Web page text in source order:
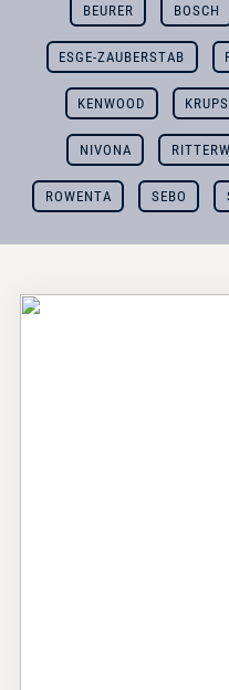
BEURER BOSCH
ESGE-ZAUBERSTAB
KENWOOD KRUPS
NIVONA
ROWENTA SEBO